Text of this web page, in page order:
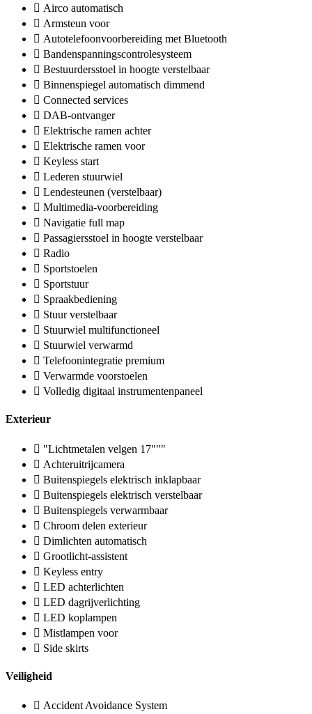
Airco automatisch
Armsteun voor
Autotelefoonvoorbereiding met Bluetooth
Bandenspanningscontrolesysteem
Bestuurdersstoel in hoogte verstelbaar
Binnenspiegel automatisch dimmend
Connected services
DAB-ontvanger
Elektrische ramen achter
Elektrische ramen voor
Keyless start
Lederen stuurwiel
Lendesteunen (verstelbaar)
Multimedia-voorbereiding
Navigatie full map
Passagiersstoel in hoogte verstelbaar
Radio
Sportstoelen
Sportstuur
Spraakbediening
Stuur verstelbaar
Stuurwiel multifunctioneel
Stuurwiel verwarmd
Telefoonintegratie premium
Verwarmde voorstoelen
Volledig digitaal instrumentenpaneel
Exterieur
"Lichtmetalen velgen 17"""
Achteruitrijcamera
Buitenspiegels elektrisch inklapbaar
Buitenspiegels elektrisch verstelbaar
Buitenspiegels verwarmbaar
Chroom delen exterieur
Dimlichten automatisch
Grootlicht-assistent
Keyless entry
LED achterlichten
LED dagrijverlichting
LED koplampen
Mistlampen voor
Side skirts
Veiligheid
Accident Avoidance System